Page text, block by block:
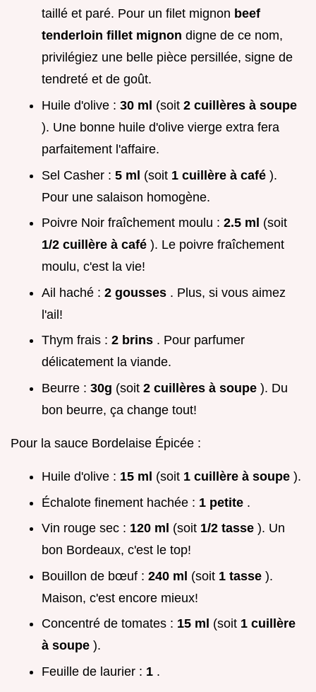
taillé et paré. Pour un filet mignon beef
tenderloin fillet mignon digne de ce nom,
privilégiez une belle pièce persillée, signe de
tendreté et de goût.
Huile d'olive : 30 ml (soit 2 cuillères à soupe
). Une bonne huile d'olive vierge extra fera
parfaitement l'affaire.
Sel Casher : 5 ml (soit 1 cuillère à café ).
Pour une salaison homogène.
Poivre Noir fraîchement moulu : 2.5 ml (soit
1/2 cuillère à café ). Le poivre fraîchement
moulu, c'est la vie!
Ail haché : 2 gousses . Plus, si vous aimez
l'ail!
Thym frais : 2 brins . Pour parfumer
délicatement la viande.
Beurre : 30g (soit 2 cuillères à soupe ). Du
bon beurre, ça change tout!
Pour la sauce Bordelaise Épicée :
Huile d'olive : 15 ml (soit 1 cuillère à soupe ).
Échalote finement hachée : 1 petite .
Vin rouge sec : 120 ml (soit 1/2 tasse ). Un
bon Bordeaux, c'est le top!
Bouillon de bœuf : 240 ml (soit 1 tasse ).
Maison, c'est encore mieux!
Concentré de tomates : 15 ml (soit 1 cuillère
à soupe ).
Feuille de laurier : 1 .